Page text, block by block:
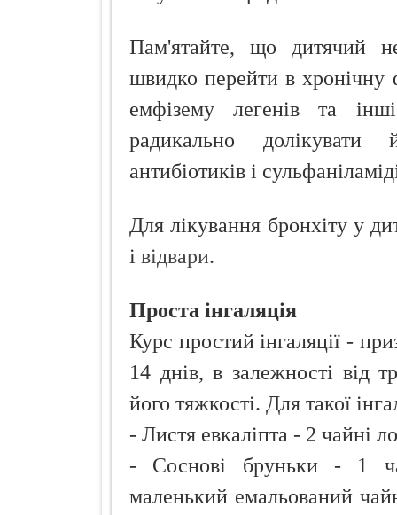
Пам'ятайте, що дитячий
швидко перейти в хронічну
емфізему легенів та
радикально
антибіотиків і
Для лікування бронхіту у
і відвари.
Проста інгаляція
Курс простий інгаляції -
14 днів, в залежності від
його тяжкості. Для такої
- Листя евкаліпта - 2 чайні
- Соснові бруньки - 1
маленький емальований